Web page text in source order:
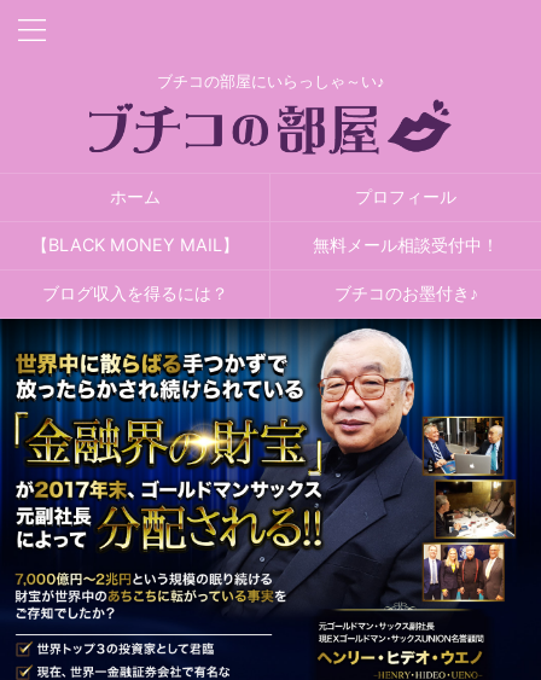
ブチコの部屋にいらっしゃ～い♪
ホーム プロフィール
【BLACK MONEY MAIL】 無料メール相談受付中！
ブログ収入を得るには？ ブチコのお墨付き♪